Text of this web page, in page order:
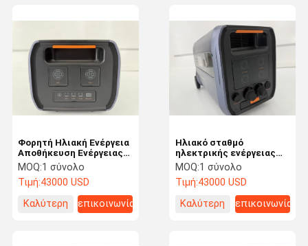
Ηλιακό σταθμό
ηλεκτρικής ενέργειας
συνεχούς ρεύματος
51.2V Σύστημα
αποθήκευσης ενέργειας
μπαλκόνι 8000 κύκλοι
MOQ:1 σύνολο
Τιμή:43000 USD
Καλύτερη
επικοινωνία
Φορητή Ηλιακή Ενέργεια
Αποθήκευση Ενέργειας
DC 51.2V Λιθίου Lon
LiFePO4 Ηλεκτρική
τροφοδοσία μπαταρίας
MOQ:1 σύνολο
Τιμή:43000 USD
Καλύτερη
επικοινωνία